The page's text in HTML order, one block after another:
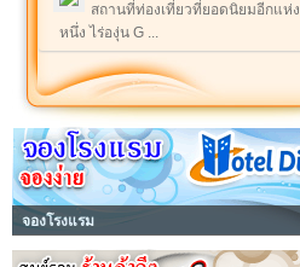
สถานที่ท่องเที่ยวที่ยอดนิยมอีกแห่ง
หนึ่ง ไร่องุ่น G ...
จองโรงแรม